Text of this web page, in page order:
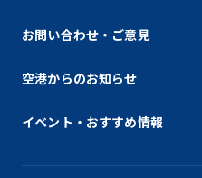
お問い合わせ・ご意見
空港からのお知らせ
イベント・おすすめ情報